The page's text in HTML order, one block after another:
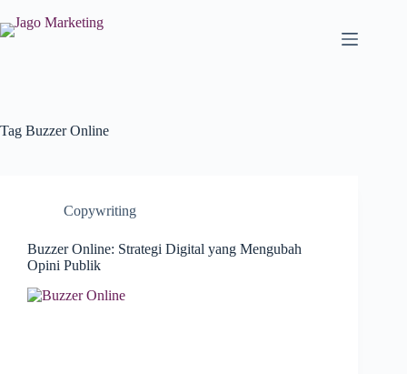
Tag Buzzer Online
Copywriting
Buzzer Online: Strategi Digital yang Mengubah
Opini Publik